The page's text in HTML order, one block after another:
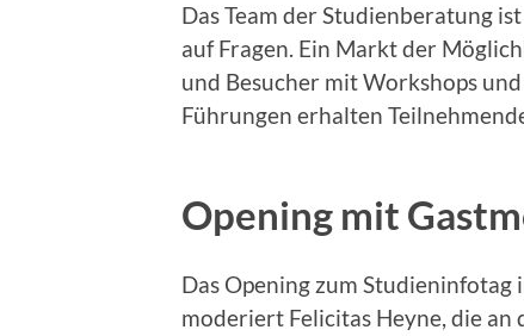
Das Team der Studienberatung
auf Fragen. Ein Markt der
und Besucher mit Workshops
Führungen erhalten
Opening mit
Das Opening zum Studieninfotag
moderiert Felicitas Heyne, die an